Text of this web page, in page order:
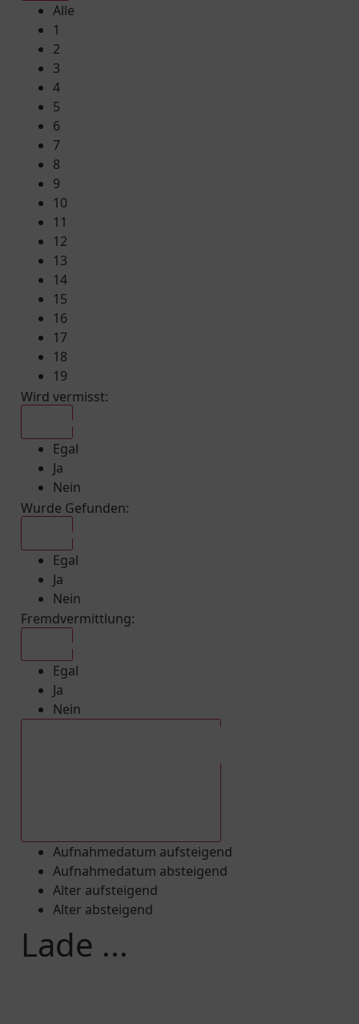
Alle
1
2
3
4
5
6
7
8
9
10
11
12
13
14
15
16
17
18
19
Wird vermisst:
Egal
Ja
Nein
Wurde Gefunden:
Egal
Ja
Nein
Fremdvermittlung:
Egal
Ja
Nein
Aufnahmedatum aufsteigend
Aufnahmedatum absteigend
Alter aufsteigend
Alter absteigend
Lade ...